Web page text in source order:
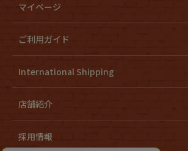
マイページ
ご利用ガイド
International Shipping
店舗紹介
採用情報